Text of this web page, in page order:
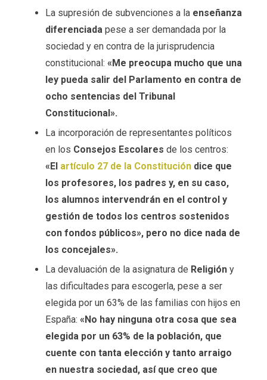
La supresión de subvenciones a la enseñanza
diferenciadapese a ser demandada por la
sociedad y en contra de la jurisprudencia
constitucional: «Me preocupa mucho que una
ley pueda salir del Parlamento en contra de
ocho sentencias del Tribunal
Constitucional».
La incorporación de representantes políticos
en los Consejos Escolares de los centros:
«El artículo 27 de la Constitucióndice que
los profesores, los padres y, en su caso,
los alumnos intervendrán en el control y
gestión de todos los centros sostenidos
con fondos públicos», pero no dice nada de
los concejales».
La devaluación de la asignatura de Religióny
las dificultades para escogerla, pese a ser
elegida por un 63% de las familias con hijos en
España: «No hay ninguna otra cosa que sea
elegida por un 63% de la población, que
cuente con tanta elección y tanto arraigo
en nuestra sociedad, así que creo que